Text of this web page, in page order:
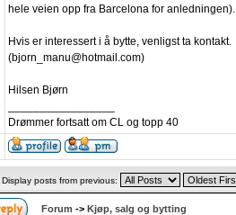
hele veien opp fra Barcelona for anledningen).
Hvis er interessert i å bytte, venligst ta kontakt.
(bjorn_manu@hotmail.com)
Hilsen Bjørn
Drømmer fortsatt om CL og topp 40
Display posts from previous:
Forum -> Kjøp, salg og bytting